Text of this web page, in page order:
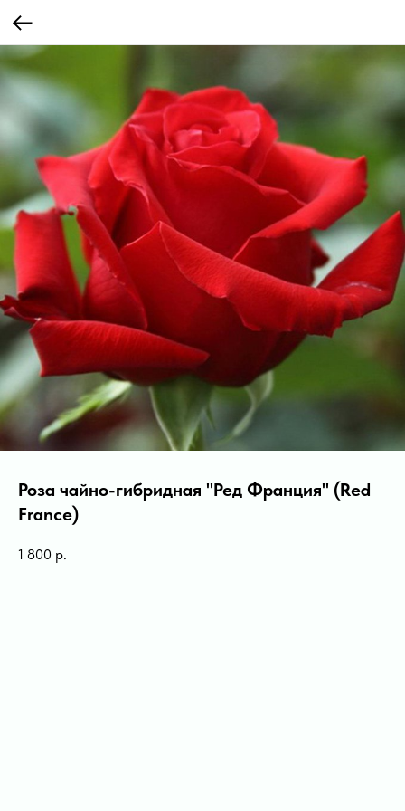
Роза чайно-гибридная "Ред Франция" (Red
France)
1 800 р.